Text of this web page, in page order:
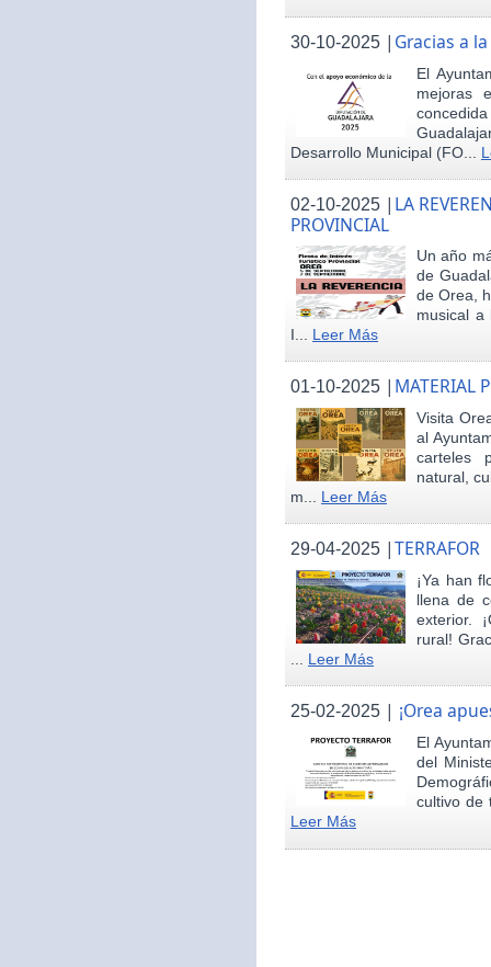
30-10-2025 | Gracias a
El
mejoras
Desarrollo Municipal (FO...
02-10-2025 | LA
PROVINCIAL
Un año
de
de Orea,
musical a
I... Leer Más
01-10-2025 | MATERIAL
Visita
al
carteles
natural,
m... Leer Más
29-04-2025 |TERRAFOR
¡Ya han
llena de
exterior.
rural!
... Leer Más
25-02-2025 | ¡Orea
El
del
cultivo de
Leer Más